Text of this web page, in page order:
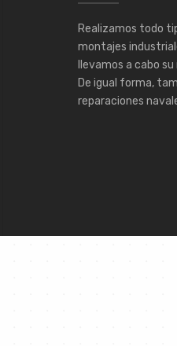
Realizamos todo
montajes
llevamos a cabo
De igual forma,
reparaciones